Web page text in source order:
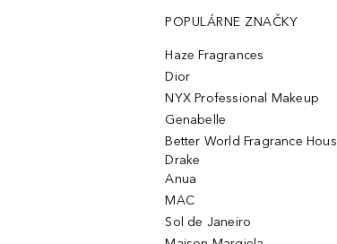
POPULÁRNE ZNAČKY
Haze Fragrances
Dior
NYX Professional Makeup
Genabelle
Better World Fragrance
Drake
Anua
MAC
Sol de Janeiro